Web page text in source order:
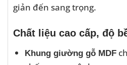
giản đến sang trọng.
Chất liệu cao cấp, độ
Khung giường gỗ MDF